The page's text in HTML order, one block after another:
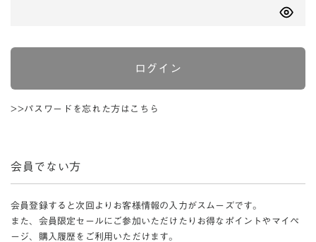
ログイン
>>パスワードを忘れた方はこちら
会員でない方
会員登録すると次回よりお客様情報の入力がスムーズです。
また、会員限定セールにご参加いただけたりお得なポイントやマイペ
ージ、購入履歴をご利用いただけます。